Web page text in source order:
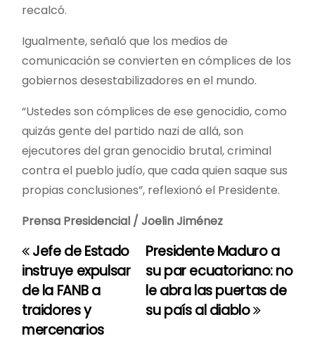
recalcó.
Igualmente, señaló que los medios de
comunicación se convierten en cómplices de los
gobiernos desestabilizadores en el mundo.
“Ustedes son cómplices de ese genocidio, como
quizás gente del partido nazi de allá, son
ejecutores del gran genocidio brutal, criminal
contra el pueblo judío, que cada quien saque sus
propias conclusiones”, reflexionó el Presidente.
Prensa Presidencial / Joelin Jiménez
N
a
v
Presidente Maduro a
su par ecuatoriano: no
le abra las puertas de
su país al diablo
Jefe de Estado
instruye expulsar
de la FANB a
traidores y
mercenarios